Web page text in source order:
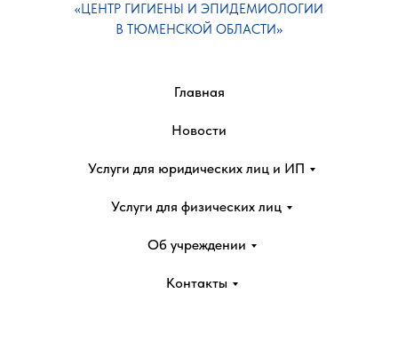
«ЦЕНТР ГИГИЕНЫ И ЭПИДЕМИОЛОГИИ
В ТЮМЕНСКОЙ ОБЛАСТИ»
Главная
Новости
Услуги для юридических лиц и ИП
Услуги для физических лиц
Об учреждении
Контакты